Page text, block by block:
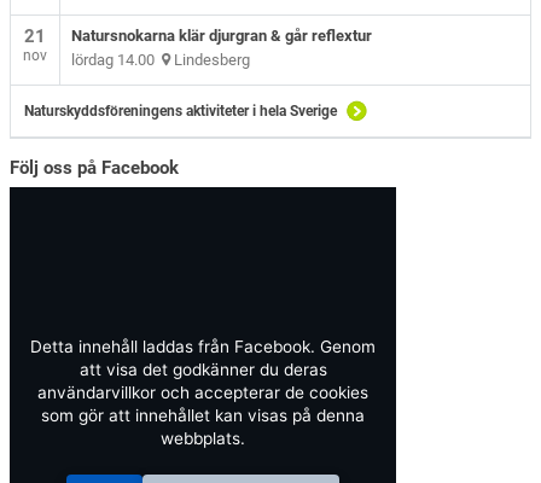
21
nov
Natursnokarna klär djurgran & går reflextur
lördag 14.00 Lindesberg
Naturskyddsföreningens aktiviteter i hela Sverige
Följ oss på Facebook
Detta innehåll laddas från Facebook. Genom
att visa det godkänner du deras
användarvillkor och accepterar de cookies
som gör att innehållet kan visas på denna
webbplats.